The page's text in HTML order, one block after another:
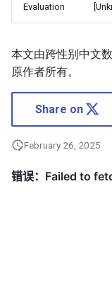
Evaluation
本文由跨性别中文
原作者所有。
Share on
February 26, 2025